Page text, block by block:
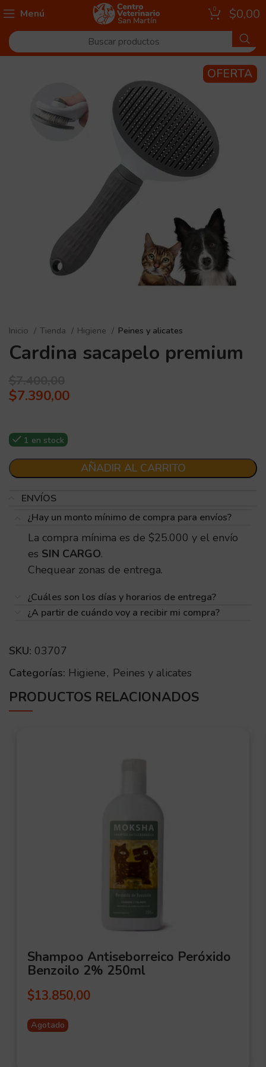
Menú 0 $0,00
OFERTA
Inicio Tienda Higiene Peines y alicates
Cardina sacapelo premium
$7.390,00
1 en stock
AÑADIR AL CARRITO
ENVÍOS
¿Hay un monto mínimo de compra para envíos?
La compra mínima es de $25.000 y el envío
es SIN CARGO.
Chequear zonas de entrega.
¿Cuáles son los días y horarios de entrega?
¿A partir de cuándo voy a recibir mi compra?
SKU: 03707
Categorías: Higiene, Peines y alicates
PRODUCTOS RELACIONADOS
Shampoo Antiseborreico Peróxido
Benzoilo 2% 250ml
$13.850,00
Agotado